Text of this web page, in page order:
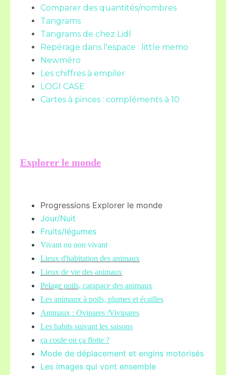
Comparer des quantités/nombres
Tangrams
Tangrams de chez Lidl
Repérage dans l'espace : little memo
Newméro
Les chiffres à empiler
LOGI CASE
Cartes à pinces : compléments à 10
Explorer le monde
Progressions Explorer le monde
Jour/Nuit
Fruits/légumes
Vivant ou non vivant
Lieux d'habitation des animaux
Lieux de vie des animaux
Pelage poils, carapace des animaux
Les animaux à poils, plumes et écailles
Animaux : Ovipares /Vivipares
Les habits suivant les saisons
ça coule ou ça flotte ?
Mode de déplacement et engins motorisés
Les images qui vont ensemble